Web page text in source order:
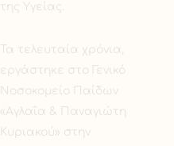
της Υγείας.
Τα τελευταία χρόνια,
εργάστηκε στο Γενικό
Νοσοκομείο Παίδων
«Αγλαΐα & Παναγιώτη
Κυριακού» στην